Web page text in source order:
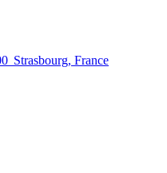
Strasbourg, France